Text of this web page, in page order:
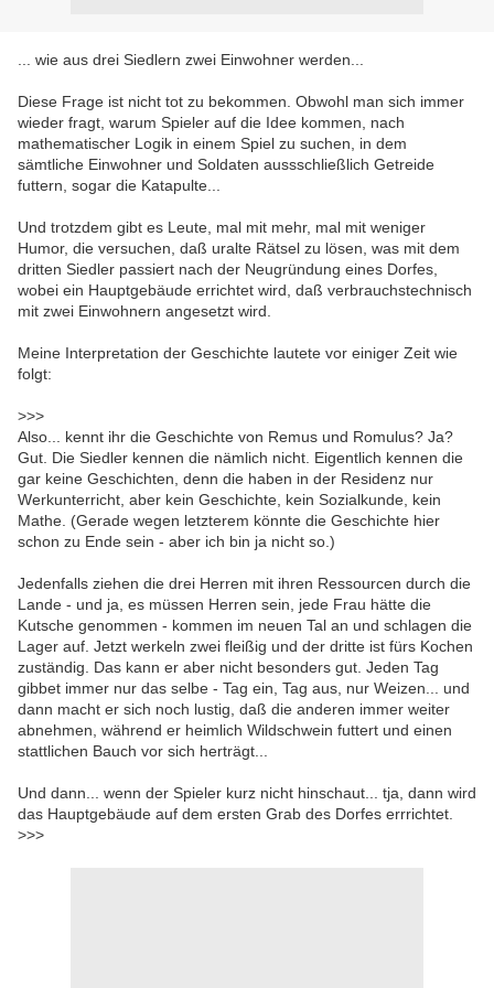
... wie aus drei Siedlern zwei Einwohner werden...
Diese Frage ist nicht tot zu bekommen. Obwohl man sich immer
wieder fragt, warum Spieler auf die Idee kommen, nach
mathematischer Logik in einem Spiel zu suchen, in dem
sämtliche Einwohner und Soldaten aussschließlich Getreide
futtern, sogar die Katapulte...
Und trotzdem gibt es Leute, mal mit mehr, mal mit weniger
Humor, die versuchen, daß uralte Rätsel zu lösen, was mit dem
dritten Siedler passiert nach der Neugründung eines Dorfes,
wobei ein Hauptgebäude errichtet wird, daß verbrauchstechnisch
mit zwei Einwohnern angesetzt wird.
Meine Interpretation der Geschichte lautete vor einiger Zeit wie
folgt:
>>>
Also... kennt ihr die Geschichte von Remus und Romulus? Ja?
Gut. Die Siedler kennen die nämlich nicht. Eigentlich kennen die
gar keine Geschichten, denn die haben in der Residenz nur
Werkunterricht, aber kein Geschichte, kein Sozialkunde, kein
Mathe. (Gerade wegen letzterem könnte die Geschichte hier
schon zu Ende sein - aber ich bin ja nicht so.)
Jedenfalls ziehen die drei Herren mit ihren Ressourcen durch die
Lande - und ja, es müssen Herren sein, jede Frau hätte die
Kutsche genommen - kommen im neuen Tal an und schlagen die
Lager auf. Jetzt werkeln zwei fleißig und der dritte ist fürs Kochen
zuständig. Das kann er aber nicht besonders gut. Jeden Tag
gibbet immer nur das selbe - Tag ein, Tag aus, nur Weizen... und
dann macht er sich noch lustig, daß die anderen immer weiter
abnehmen, während er heimlich Wildschwein futtert und einen
stattlichen Bauch vor sich herträgt...
Und dann... wenn der Spieler kurz nicht hinschaut... tja, dann wird
das Hauptgebäude auf dem ersten Grab des Dorfes errrichtet.
>>>